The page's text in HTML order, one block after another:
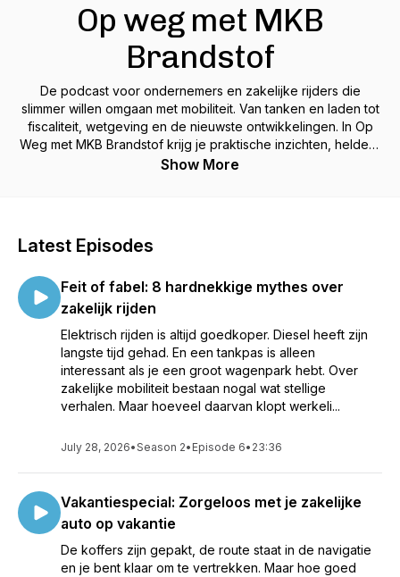
Op weg met MKB
Brandstof
De podcast voor ondernemers en zakelijke rijders die
slimmer willen omgaan met mobiliteit. Van tanken en laden tot
fiscaliteit, wetgeving en de nieuwste ontwikkelingen. In Op
Weg met MKB Brandstof krijg je praktische inzichten, heldere
uitleg en direct toepasbare tips voor iedere zakelijke
Show More
Latest Episodes
Feit of fabel: 8 hardnekkige mythes over
zakelijk rijden
Elektrisch rijden is altijd goedkoper. Diesel heeft zijn
langste tijd gehad. En een tankpas is alleen
interessant als je een groot wagenpark hebt. Over
zakelijke mobiliteit bestaan nogal wat stellige
verhalen. Maar hoeveel daarvan klopt werkeli...
July 28, 2026•Season 2• Episode 6• 23:36
Vakantiespecial: Zorgeloos met je zakelijke
auto op vakantie
De koffers zijn gepakt, de route staat in de navigatie
en je bent klaar om te vertrekken. Maar hoe goed